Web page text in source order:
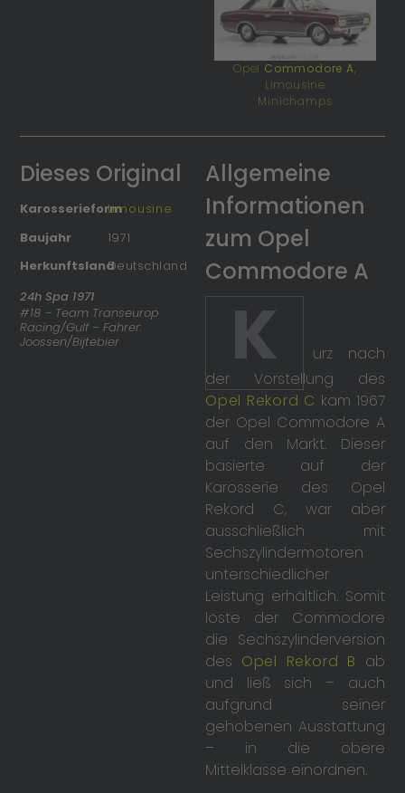
Opel Commodore A,
Limousine
Minichamps
Dieses Original
KarosserieformLimousine
Baujahr
1971
HerkunftslandDeutschland
24h Spa 1971
#18 – Team Transeurop
Racing/Gulf – Fahrer:
Joossen/Bijtebier
Allgemeine
Informationen
zum Opel
Commodore A
K
urz nach
der Vorstellung des
Opel Rekord C kam 1967
der Opel Commodore A
auf den Markt. Dieser
basierte auf der
Karosserie des Opel
Rekord C, war aber
ausschließlich mit
Sechszylindermotoren
unterschiedlicher
Leistung erhältlich. Somit
löste der Commodore
die Sechszylinderversion
des Opel Rekord B ab
und ließ sich – auch
aufgrund seiner
gehobenen Ausstattung
– in die obere
Mittelklasse einordnen.